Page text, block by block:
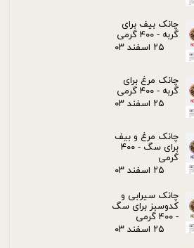
چانک بیف برای
گربه - ۴۰۰ گرمی
۲۵ اسفند ۰۳
چانک مرغ برای
گربه - ۴۰۰ گرمی
۲۵ اسفند ۰۳
چانک مرغ و بیف
برای سگ - ۴۰۰
گرمی
۲۵ اسفند ۰۳
چانک سیرابی و
کدوسبز برای سگ
- ۴۰۰ گرمی
۲۵ اسفند ۰۳